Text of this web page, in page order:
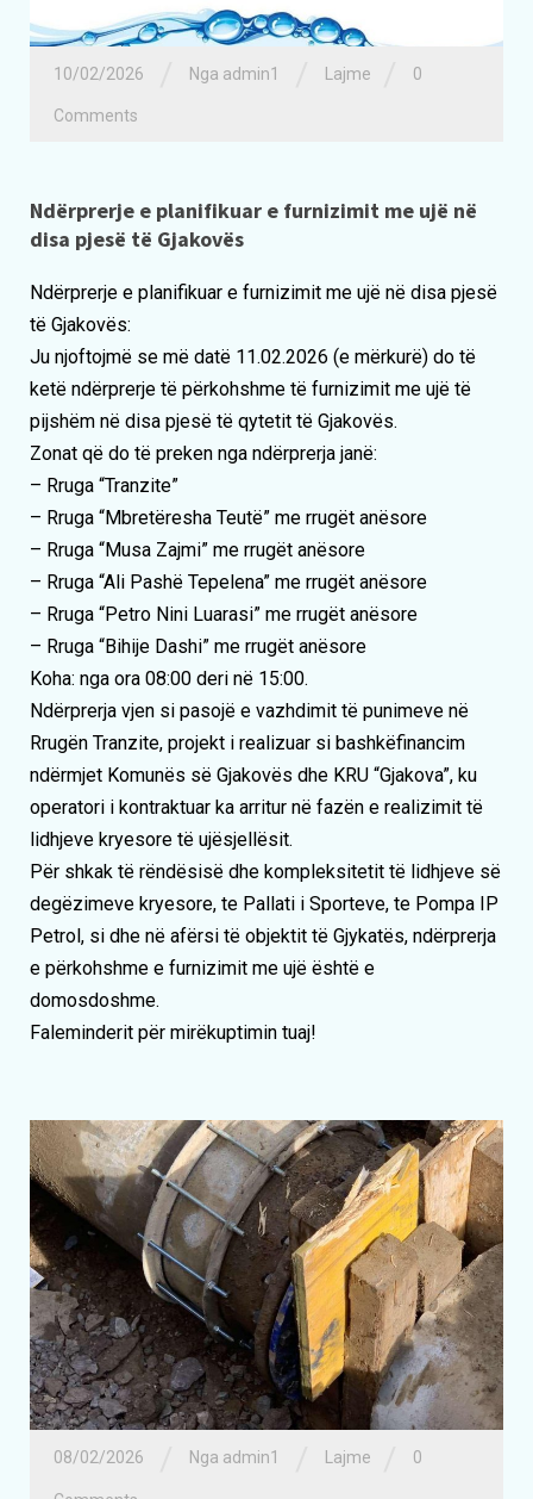
10/02/2026 Nga admin1 Lajme 0
Comments
Ndërprerje e planifikuar e furnizimit me ujë në
disa pjesë të Gjakovës
Ndërprerje e planifikuar e furnizimit me ujë në disa pjesë
të Gjakovës:
Ju njoftojmë se më datë 11.02.2026 (e mërkurë) do të
ketë ndërprerje të përkohshme të furnizimit me ujë të
pijshëm në disa pjesë të qytetit të Gjakovës.
Zonat që do të preken nga ndërprerja janë:
– Rruga “Tranzite”
– Rruga “Mbretëresha Teutë” me rrugët anësore
– Rruga “Musa Zajmi” me rrugët anësore
– Rruga “Ali Pashë Tepelena” me rrugët anësore
– Rruga “Petro Nini Luarasi” me rrugët anësore
– Rruga “Bihije Dashi” me rrugët anësore
Koha: nga ora 08:00 deri në 15:00.
Ndërprerja vjen si pasojë e vazhdimit të punimeve në
Rrugën Tranzite, projekt i realizuar si bashkëfinancim
ndërmjet Komunës së Gjakovës dhe KRU “Gjakova”, ku
operatori i kontraktuar ka arritur në fazën e realizimit të
lidhjeve kryesore të ujësjellësit.
Për shkak të rëndësisë dhe kompleksitetit të lidhjeve së
degëzimeve kryesore, te Pallati i Sporteve, te Pompa IP
Petrol, si dhe në afërsi të objektit të Gjykatës, ndërprerja
e përkohshme e furnizimit me ujë është e
domosdoshme.
Faleminderit për mirëkuptimin tuaj!
08/02/2026 Nga admin1 Lajme 0